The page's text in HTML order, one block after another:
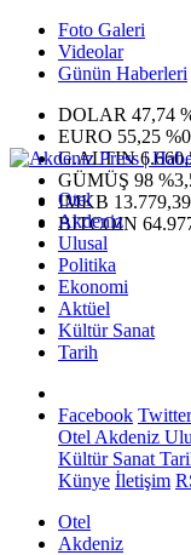
Foto Galeri
Videolar
Günün Haberleri
DOLAR 47,74
EURO 55,25
G.ALTIN
GÜMÜŞ 98
IMKB 13.779,39
BITCOIN
Otel
Akdeniz
Ulusal
Politika
Ekonomi
Aktüel
Kültür Sanat
Tarih
Facebook Twitter
Otel Akdeniz
Kültür Sanat
Künye İletişim
Otel
Akdeniz